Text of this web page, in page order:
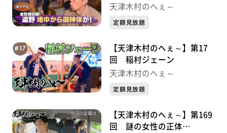
が！・・・金勢様シリーズ②
天津木村のへぇ～
定額見放題
【天津木村のへぇ～】第17
回 稲村ジェーン
天津木村のへぇ～
定額見放題
【天津木村のへぇ～】第169
回 謎の女性の正体